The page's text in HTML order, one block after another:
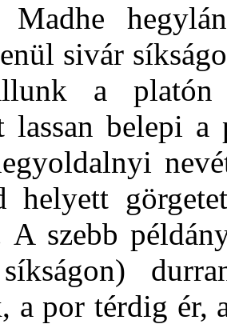
sivár
a platón
lassan belepi
helyett
A szebb
a por térdig ér,